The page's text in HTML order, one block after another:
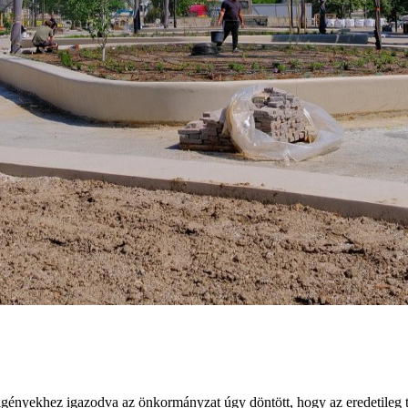
igazodva az önkormányzat úgy döntött, hogy az